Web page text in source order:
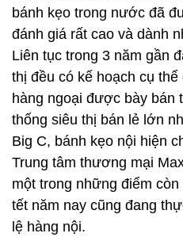
bánh kẹo trong nước đã
đánh giá rất cao và dành
Liên tục trong 3 năm gần
thị đều có kế hoạch cụ
hàng ngoại được bày bán
thống siêu thị bán lẻ lớn
Big C, bánh kẹo nội hiện
Trung tâm thương mại
một trong những điểm
tết năm nay cũng đang
lệ hàng nội.